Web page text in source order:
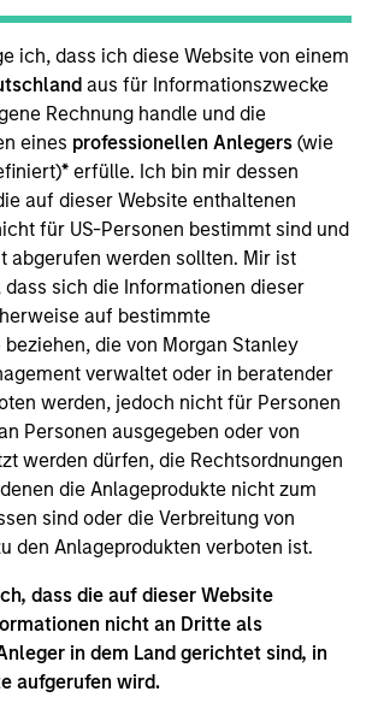
ich, dass ich diese Website von einem
aus für Informationszwecke
Rechnung handle und die
eines professionellen Anlegers(wie
* erfülle. Ich bin mir dessen
auf dieser Website enthaltenen
für US-Personen bestimmt sind und
abgerufen werden sollten. Mir ist
sich die Informationen dieser
auf bestimmte
die von Morgan Stanley
verwaltet oder in beratender
werden, jedoch nicht für Personen
Personen ausgegeben oder von
werden dürfen, die Rechtsordnungen
die Anlageprodukte nicht zum
sind oder die Verbreitung von
den Anlageprodukten verboten ist.
dass die auf dieser Website
nicht an Dritte als
in dem Land gerichtet sind, in
aufgerufen wird.
Fonds
Informationen über die Teilfonds
Investment Funds, einer in Luxemburg
(Société d’Investissement à Capital
die im Großherzogtum
für gemeinsame Anlagen
vom 17. Dezember 2010 in
Fassung registriert ist. Die Gesellschaft
für gemeinsame Anlagen in
an den Teilfonds sollten erst gestellt
aktuelle Verkaufsprospekt, das Key
(„KID“) oder das Key Investor
(„KIID“), der Jahres- und
(„Angebotsunterlagen“) oder andere
Ihrer Nähe online unter
im/msinvf/index.html
kostenlos beim Geschäftssitz von
Funds, European Bank and
Luxemburg B 29 192, erhältlich.
auf Nachhaltigkeitsaspekte des
der Anlegerrechte
oben erwähnten Webseite.